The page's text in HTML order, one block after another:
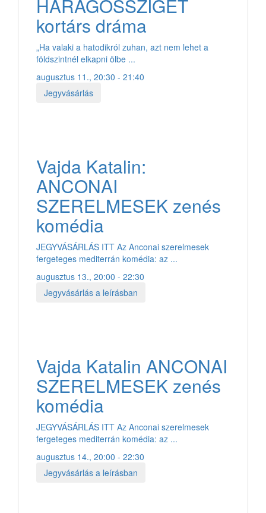
HARAGOSSZIGET
kortárs dráma
„Ha valaki a hatodikról zuhan, azt nem lehet a
földszintnél elkapni ölbe ...
augusztus 11., 20:30 - 21:40
Jegyvásárlás
Vajda Katalin:
ANCONAI
SZERELMESEK zenés
komédia
JEGYVÁSÁRLÁS ITT Az Anconai szerelmesek
fergeteges mediterrán komédia: az ...
augusztus 13., 20:00 - 22:30
Jegyvásárlás a leírásban
Vajda Katalin ANCONAI
SZERELMESEK zenés
komédia
JEGYVÁSÁRLÁS ITT Az Anconai szerelmesek
fergeteges mediterrán komédia: az ...
augusztus 14., 20:00 - 22:30
Jegyvásárlás a leírásban